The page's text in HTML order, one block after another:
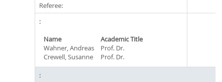
Referee:
Name
Academic Title
Wahner, Andreas
Prof. Dr.
Crewell, Susanne
Prof. Dr.